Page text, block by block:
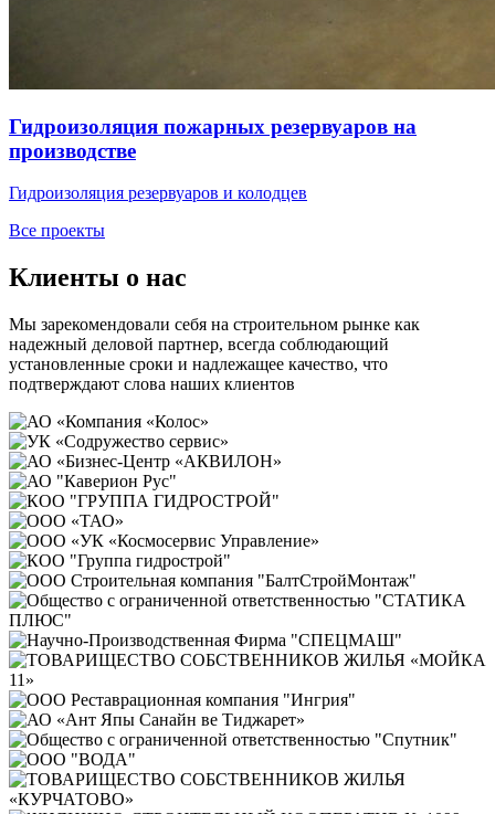
Гидроизоляция пожарных резервуаров на
производстве
Гидроизоляция резервуаров и колодцев
Все проекты
Клиенты о нас
Мы зарекомендовали себя на строительном рынке как
надежный деловой партнер, всегда соблюдающий
установленные сроки и надлежащее качество, что
подтверждают слова наших клиентов